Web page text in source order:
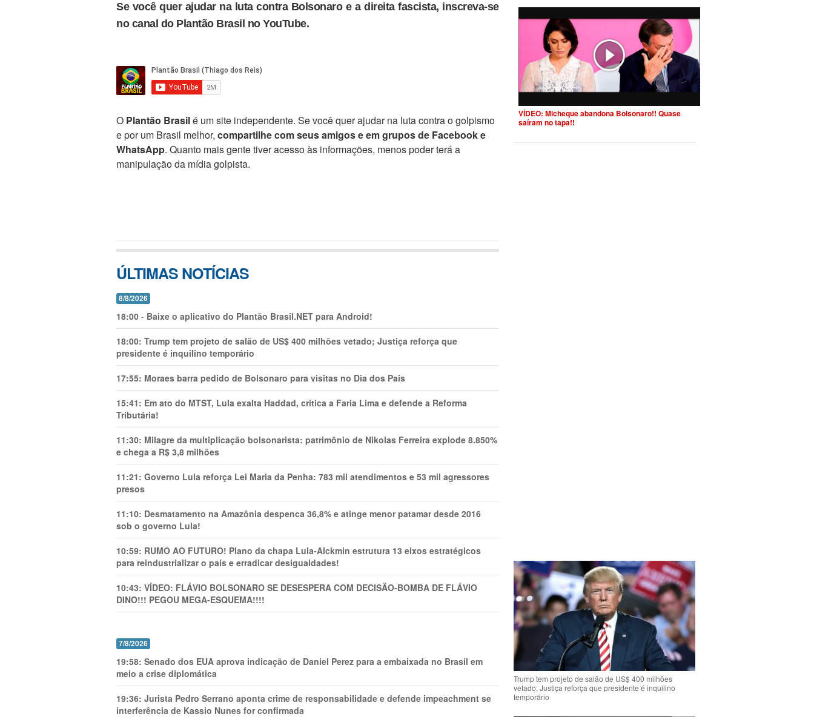
Se você quer ajudar na luta contra Bolsonaro e a direita fascista, inscreva-se
no canal do Plantão Brasil no YouTube.
O Plantão Brasilé um site independente. Se você quer ajudar na luta contra o golpismo
e por um Brasil melhor, compartilhe com seus amigos e em grupos de Facebook e
WhatsApp. Quanto mais gente tiver acesso às informações, menos poder terá a
manipulação da mídia golpista.
ÚLTIMAS NOTÍCIAS
8/8/2026
18:00 - Baixe o aplicativo do Plantão Brasil.NET para Android!
18:00: Trump tem projeto de salão de US$ 400 milhões vetado; Justiça reforça que
presidente é inquilino temporário
17:55: Moraes barra pedido de Bolsonaro para visitas no Dia dos Pais
15:41: Em ato do MTST, Lula exalta Haddad, critica a Faria Lima e defende a Reforma
Tributária!
11:30: Milagre da multiplicação bolsonarista: patrimônio de Nikolas Ferreira explode 8.850%
e chega a R$ 3,8 milhões
11:21: Governo Lula reforça Lei Maria da Penha: 783 mil atendimentos e 53 mil agressores
presos
11:10: Desmatamento na Amazônia despenca 36,8% e atinge menor patamar desde 2016
sob o governo Lula!
10:59: RUMO AO FUTURO! Plano da chapa Lula-Alckmin estrutura 13 eixos estratégicos
para reindustrializar o país e erradicar desigualdades!
10:43: VÍDEO: FLÁVIO BOLSONARO SE DESESPERA COM DECISÃO-BOMBA DE FLÁVIO
DINO!!! PEGOU MEGA-ESQUEMA!!!!
7/8/2026
19:58: Senado dos EUA aprova indicação de Daniel Perez para a embaixada no Brasil em
meio a crise diplomática
19:36: Jurista Pedro Serrano aponta crime de responsabilidade e defende impeachment se
interferência de Kassio Nunes for confirmada
VÍDEO: Micheque abandona Bolsonaro!! Quase
saíram no tapa!!
Trump tem projeto de salão de US$ 400 milhões
vetado; Justiça reforça que presidente é inquilino
temporário